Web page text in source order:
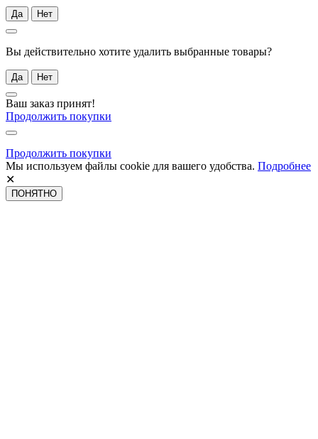
Да Нет
Вы действительно хотите удалить выбранные товары?
Да Нет
Ваш заказ принят!
Продолжить покупки
Продолжить покупки
Мы используем файлы cookie для вашего удобства. Подробнее
✕
ПОНЯТНО